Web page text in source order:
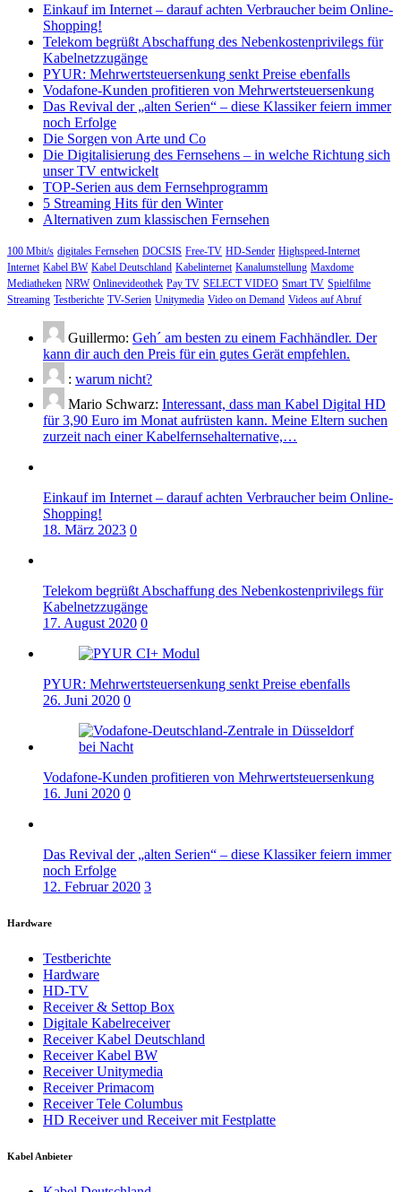
Einkauf im Internet – darauf achten Verbraucher beim Online-
Shopping!
Telekom begrüßt Abschaffung des Nebenkostenprivilegs für
Kabelnetzzugänge
PYUR: Mehrwertsteuersenkung senkt Preise ebenfalls
Vodafone-Kunden profitieren von Mehrwertsteuersenkung
Das Revival der „alten Serien“ – diese Klassiker feiern immer
noch Erfolge
Die Sorgen von Arte und Co
Die Digitalisierung des Fernsehens – in welche Richtung sich
unser TV entwickelt
TOP-Serien aus dem Fernsehprogramm
5 Streaming Hits für den Winter
Alternativen zum klassischen Fernsehen
100 Mbit/s digitales Fernsehen DOCSIS Free-TV HD-Sender Highspeed-Internet
Internet Kabel BW Kabel Deutschland Kabelinternet Kanalumstellung Maxdome
Mediatheken NRW Onlinevideothek Pay TV SELECT VIDEO Smart TV Spielfilme
Streaming Testberichte TV-Serien Unitymedia Video on Demand Videos auf Abruf
Guillermo: Geh´ am besten zu einem Fachhändler. Der
kann dir auch den Preis für ein gutes Gerät empfehlen.
: warum nicht?
Mario Schwarz: Interessant, dass man Kabel Digital HD
für 3,90 Euro im Monat aufrüsten kann. Meine Eltern suchen
zurzeit nach einer Kabelfernsehalternative,…
Einkauf im Internet – darauf achten Verbraucher beim Online-
Shopping!
18. März 2023 0
Telekom begrüßt Abschaffung des Nebenkostenprivilegs für
Kabelnetzzugänge
17. August 2020 0
PYUR: Mehrwertsteuersenkung senkt Preise ebenfalls
26. Juni 2020 0
Vodafone-Kunden profitieren von Mehrwertsteuersenkung
16. Juni 2020 0
Das Revival der „alten Serien“ – diese Klassiker feiern immer
noch Erfolge
12. Februar 2020 3
Hardware
Testberichte
Hardware
HD-TV
Receiver & Settop Box
Digitale Kabelreceiver
Receiver Kabel Deutschland
Receiver Kabel BW
Receiver Unitymedia
Receiver Primacom
Receiver Tele Columbus
HD Receiver und Receiver mit Festplatte
Kabel Anbieter